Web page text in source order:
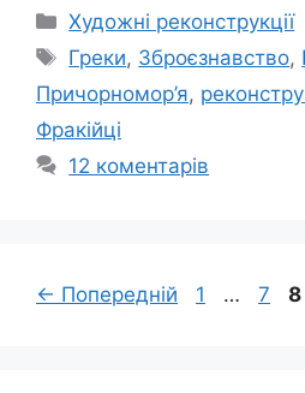
Категорії
Художні реконструкції
Позначки
Греки, Зброєзнавство,
Причорномор’я,
Фракійці
12 коментарів
← Попередній Сторінка
1 … 7 8